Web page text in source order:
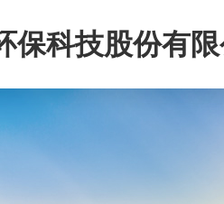
保科技股份有